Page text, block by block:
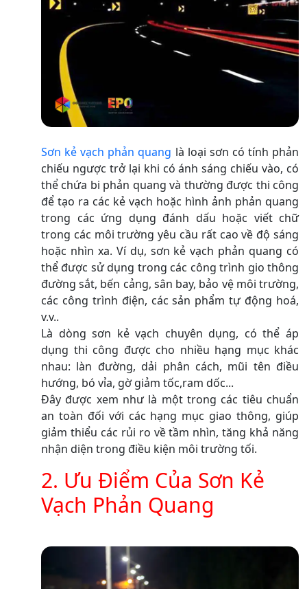
Sơn kẻ vạch phản quang là loại sơn có tính phản
chiếu ngược trở lại khi có ánh sáng chiếu vào, có
thể chứa bi phản quang và thường được thi công
để tạo ra các kẻ vạch hoặc hình ảnh phản quang
trong các ứng dụng đánh dấu hoặc viết chữ
trong các môi trường yêu cầu rất cao về độ sáng
hoặc nhìn xa. Ví dụ, sơn kẻ vạch phản quang có
thể được sử dụng trong các công trình gio thông
đường sắt, bến cảng, sân bay, bảo vệ môi trường,
các công trình điện, các sản phẩm tự động hoá,
v.v..
Là dòng sơn kẻ vạch chuyên dụng, có thể áp
dụng thi công được cho nhiều hạng mục khác
nhau: làn đường, dải phân cách, mũi tên điều
hướng, bó vỉa, gờ giảm tốc,ram dốc...
Đây được xem như là một trong các tiêu chuẩn
an toàn đối với các hạng mục giao thông, giúp
giảm thiểu các rủi ro về tầm nhìn, tăng khả năng
nhận diện trong điều kiện môi trường tối.
2. Ưu Điểm Của Sơn Kẻ
Vạch Phản Quang